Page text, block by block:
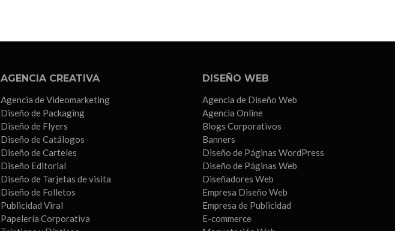
AGENCIA CREATIVA
Agencia de Videomarketing
Diseño de Packaging
Diseño de Flyers
Diseño de Catálogos
Diseño de Carteles
Diseño Editorial
Diseño de Tarjetas de visita
Diseño de Folletos
Publicidad Viral
Papelería Corporativa
DISEÑO WEB
Agencia de Diseño Web
Agencia Online
Blogs Corporativos
Banners
Diseño de Páginas WordPress
Diseño de Páginas Web
Diseñadores Web
Empresa Diseño Web
Empresa de Publicidad
E-commerce